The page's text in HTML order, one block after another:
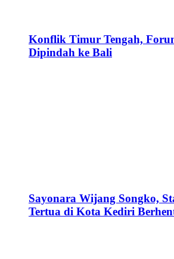
Konflik Timur Tengah,
Dipindah ke Bali
Sayonara Wijang Songko,
Tertua di Kota Kediri